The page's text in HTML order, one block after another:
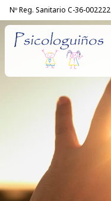
Nº Reg. Sanitario C-36-002222